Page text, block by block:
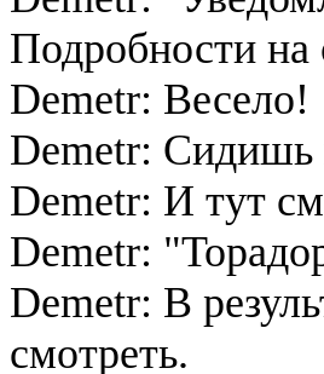
Подробности на
Demetr: Весело!
Demetr: Сидишь
Demetr: И тут
Demetr:
Demetr: В
смотреть.